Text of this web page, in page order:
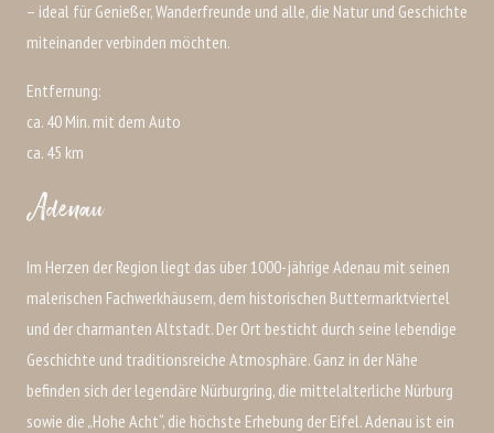
– ideal für Genießer, Wanderfreunde und alle, die Natur und Geschichte
miteinander verbinden möchten.
Entfernung:
ca. 40 Min. mit dem Auto
ca. 45 km
Adenau
Im Herzen der Region liegt das über 1000-jährige Adenau mit seinen
malerischen Fachwerkhäusern, dem historischen Buttermarktviertel
und der charmanten Altstadt. Der Ort besticht durch seine lebendige
Geschichte und traditionsreiche Atmosphäre. Ganz in der Nähe
befinden sich der legendäre Nürburgring, die mittelalterliche Nürburg
sowie die „Hohe Acht“, die höchste Erhebung der Eifel. Adenau ist ein